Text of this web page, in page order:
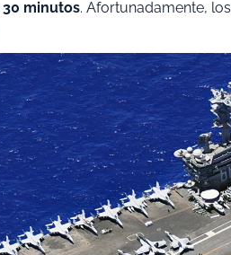
30 minutos. Afortunadamente, los